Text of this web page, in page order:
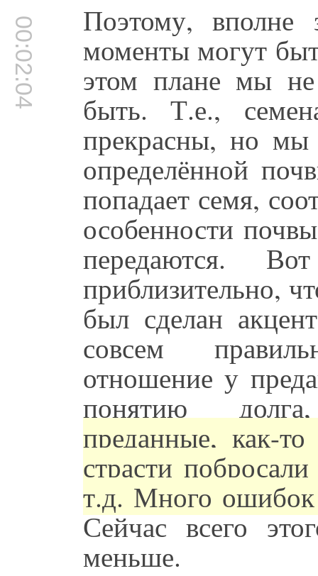
00:02:04 Поэтому, вполне
моменты могут
этом плане мы
быть. Т.е.,
прекрасны, но мы
определённой
попадает семя,
особенности
передаются.
приблизительно,
был сделан
совсем
отношение у
понятию
преданные, как-
страсти
т.д. Много ошибок
Сейчас всего
меньше.